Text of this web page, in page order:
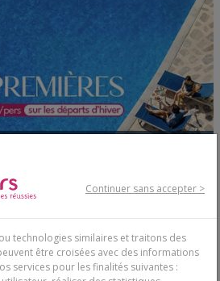
personne
Continuer sans accepter >
technologies similaires et traitons des
être croisées avec des informations
services pour les finalités suivantes :